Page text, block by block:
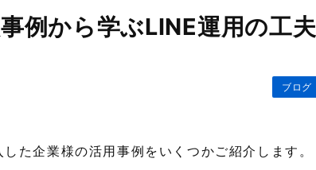
例から学ぶLINE運用の工夫
ブログ
た企業様の活用事例をいくつかご紹介します。